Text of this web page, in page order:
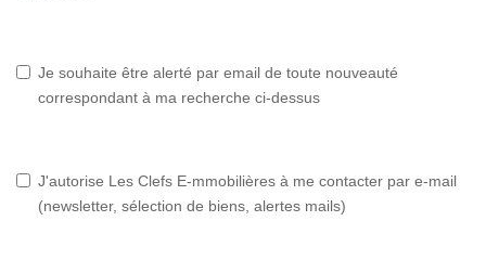
Je souhaite être alerté par email de toute nouveauté
correspondant à ma recherche ci-dessus
J'autorise Les Clefs E-mmobilières à me contacter par e-mail
(newsletter, sélection de biens, alertes mails)